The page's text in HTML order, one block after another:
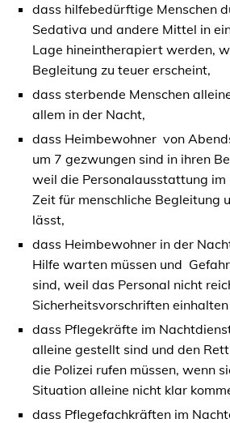
dass hilfebedürftige Menschen
Sedativa und andere Mittel in
Lage hineintherapiert werden,
Begleitung zu teuer erscheint,
dass sterbende Menschen
allem in der Nacht,
dass Heimbewohner von
um 7 gezwungen sind in ihren
weil die Personalausstattung im
Zeit für menschliche Begleitung
lässt,
dass Heimbewohner in der
Hilfe warten müssen und
sind, weil das Personal nicht
Sicherheitsvorschriften einhalten
dass Pflegekräfte im
alleine gestellt sind und den
die Polizei rufen müssen, wenn
Situation alleine nicht klar
dass Pflegefachkräften im